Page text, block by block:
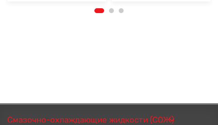
Смазочно-охлаждающие жидкости (СОЖ)